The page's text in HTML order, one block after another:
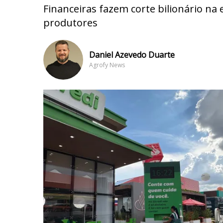
Financeiras fazem corte bilionário
produtores
Daniel Azevedo Duarte
Agrofy News